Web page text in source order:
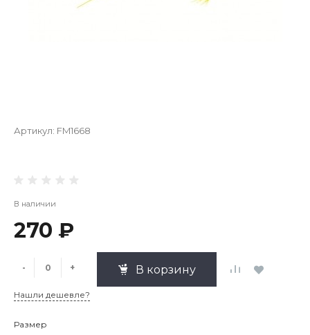
Артикул: FM1668
В наличии
270 ₽
- + В корзину
Нашли дешевле?
Размер